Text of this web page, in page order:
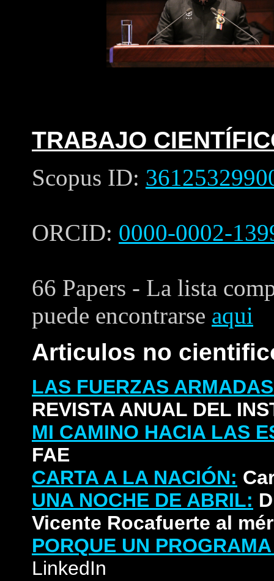
TRABAJO
Scopus ID:
ORCID: 0000-0002-
66 Papers - La lista
puede encontrarse aqui
Articulos no
LAS FUERZAS
REVISTA ANUAL DEL
MI CAMINO HACIA LAS
FAE
CARTA A LA NACIÓN:
UNA NOCHE DE ABRIL:
Vicente Rocafuerte al
PORQUE UN
LinkedIn